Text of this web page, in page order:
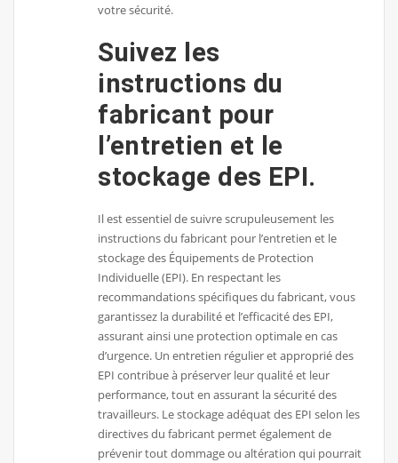
votre sécurité.
Suivez les
instructions du
fabricant pour
l’entretien et le
stockage des EPI.
Il est essentiel de suivre scrupuleusement les
instructions du fabricant pour l’entretien et le
stockage des Équipements de Protection
Individuelle (EPI). En respectant les
recommandations spécifiques du fabricant, vous
garantissez la durabilité et l’efficacité des EPI,
assurant ainsi une protection optimale en cas
d’urgence. Un entretien régulier et approprié des
EPI contribue à préserver leur qualité et leur
performance, tout en assurant la sécurité des
travailleurs. Le stockage adéquat des EPI selon les
directives du fabricant permet également de
prévenir tout dommage ou altération qui pourrait